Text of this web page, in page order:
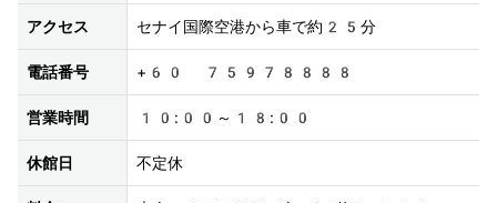
アクセス セナイ国際空港から車で約25分
電話番号 +60 75978888
営業時間 10:00～18:00
休館日 不定休